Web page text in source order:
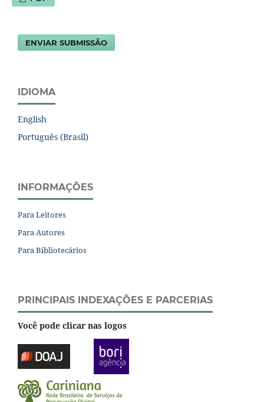
ENVIAR SUBMISSÃO
IDIOMA
English
Português (Brasil)
INFORMAÇÕES
Para Leitores
Para Autores
Para Bibliotecários
PRINCIPAIS INDEXAÇÕES E PARCERIAS
Você pode clicar nas logos